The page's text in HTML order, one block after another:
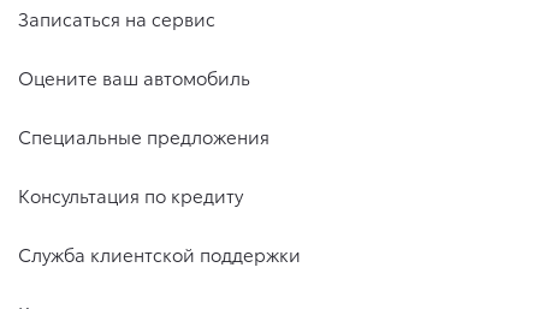
Записаться на сервис
Оцените ваш автомобиль
Специальные предложения
Консультация по кредиту
Служба клиентской поддержки